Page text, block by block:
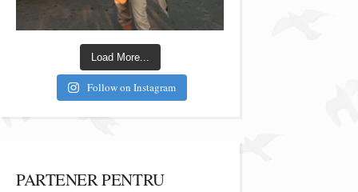
Load More...
Follow on Instagram
PARTENER PENTRU